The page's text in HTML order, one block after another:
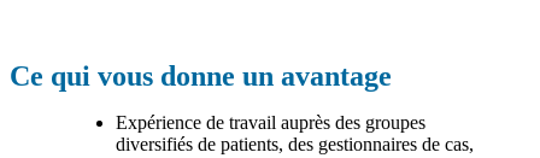
Ce qui vous donne un avantage
Expérience de travail auprès des groupes
diversifiés de patients, des gestionnaires de cas,